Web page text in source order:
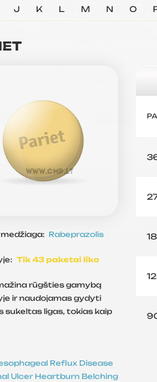
J K L M N O
Rabeprazolis
Tik 43 paketai liko
rūgšties gamybą
ir naudojamas gydyti
sukeltas ligas, tokias kaip
Reflux Disease
Ulcer Heartburn Belching